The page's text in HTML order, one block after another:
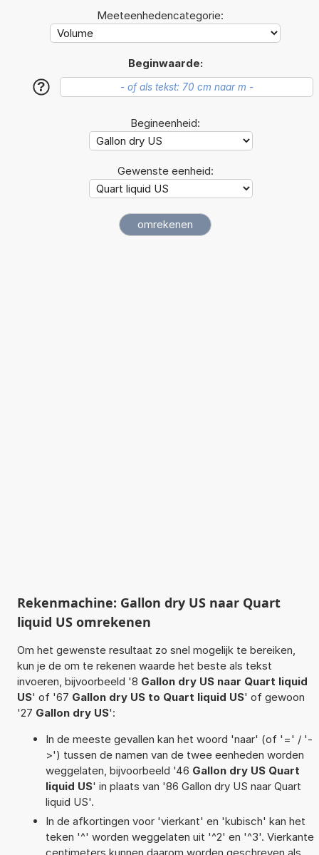
Meeteenhedencategorie:
Beginwaarde:
?
Begineenheid:
Gewenste eenheid:
Rekenmachine: Gallon dry US naar Quart
liquid US omrekenen
Om het gewenste resultaat zo snel mogelijk te bereiken,
kun je de om te rekenen waarde het beste als tekst
invoeren, bijvoorbeeld '8 Gallon dry US naar Quart liquid
US' of '67 Gallon dry US to Quart liquid US' of gewoon
'27 Gallon dry US':
In de meeste gevallen kan het woord 'naar' (of '=' / '-
>') tussen de namen van de twee eenheden worden
weggelaten, bijvoorbeeld '46 Gallon dry US Quart
liquid US' in plaats van '86 Gallon dry US naar Quart
liquid US'.
In de afkortingen voor 'vierkant' en 'kubisch' kan het
teken '^' worden weggelaten uit '^2' en '^3'. Vierkante
centimeters kunnen daarom worden geschreven als